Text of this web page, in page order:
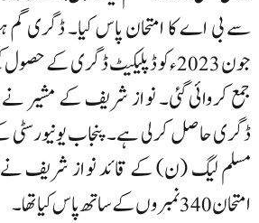
جون 2023ءکو ڈپلیکیٹ ڈگری کے
جمع کروائی گئی۔ نواز شریف کے مشیر نے
ڈگری حاصل کر لی ہے۔ پنجاب
امتحان 340 نمبروں کے ساتھ پاس کیا تھا۔